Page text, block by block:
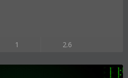
1 2.6